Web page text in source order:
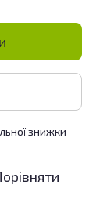
знижки